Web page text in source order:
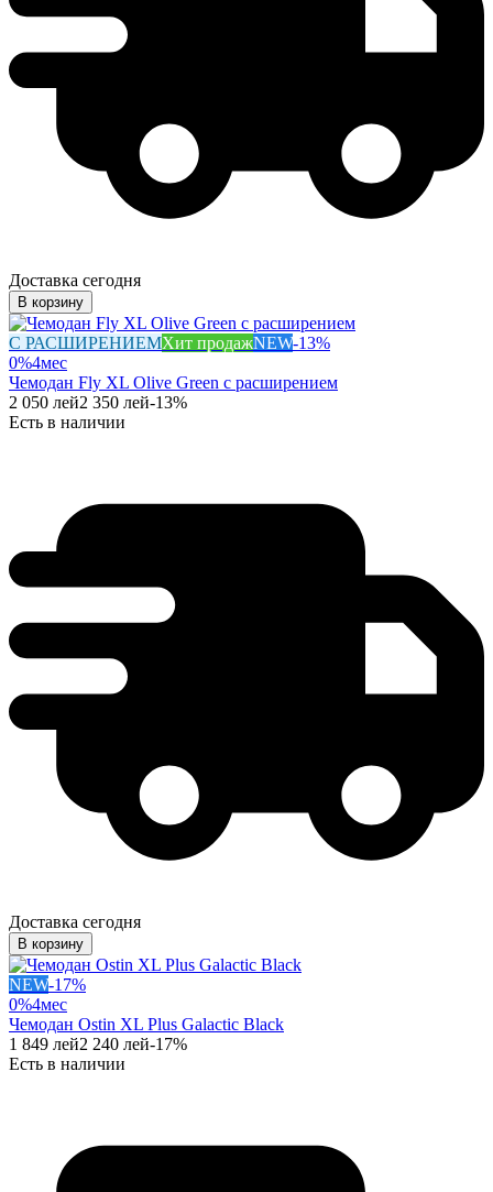
Доставка сегодня
В корзину
С РАСШИРЕНИЕМХит продажNEW-13%
0%4мес
Чемодан Fly XL Olive Green с расширением
2 050 лей2 350 лей-13%
Есть в наличии
Доставка сегодня
В корзину
NEW-17%
0%4мес
Чемодан Ostin XL Plus Galactic Black
1 849 лей2 240 лей-17%
Есть в наличии